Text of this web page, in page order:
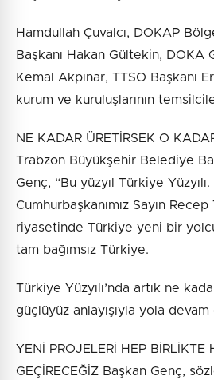
Hamdullah Çuvalcı, DOKAP
Başkanı Hakan Gültekin, DOKA
Kemal Akpınar, TTSO Başkanı
kurum ve kuruluşlarının
NE KADAR ÜRETİRSEK O
Trabzon Büyükşehir Belediye
Genç, “Bu yüzyıl Türkiye Yüzyılı.
Cumhurbaşkanımız Sayın
riyasetinde Türkiye yeni bir
tam bağımsız Türkiye.
Türkiye Yüzyılı’nda artık ne
güçlüyüz anlayışıyla yola
YENİ PROJELERİ HEP BİRLİKTE
GEÇİRECEĞİZ Başkan Genç,